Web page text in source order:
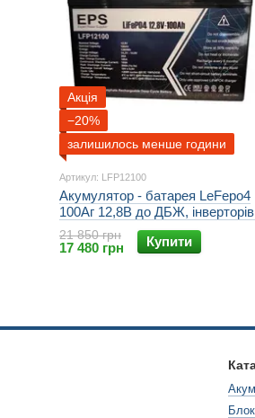
Акція
−20%
залишилось менше години
Артикул: LFP12100
Акумулятор - батарея LeFepo4
100Аг 12,8В до ДБЖ,
сонячних електростанцій,
альтернативної енергетики
21 850 грн
17 480 грн Купити